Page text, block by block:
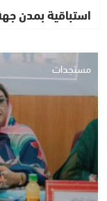
استباقية بمدن
مستجدات